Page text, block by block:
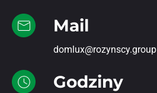
Mail
domlux@rozynscy.group
Godziny